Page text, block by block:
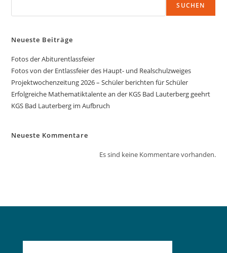
SUCHEN
Neueste Beiträge
Fotos der Abiturentlassfeier
Fotos von der Entlassfeier des Haupt- und Realschulzweiges
Projektwochenzeitung 2026 – Schüler berichten für Schüler
Erfolgreiche Mathematiktalente an der KGS Bad Lauterberg geehrt
KGS Bad Lauterberg im Aufbruch
Neueste Kommentare
Es sind keine Kommentare vorhanden.